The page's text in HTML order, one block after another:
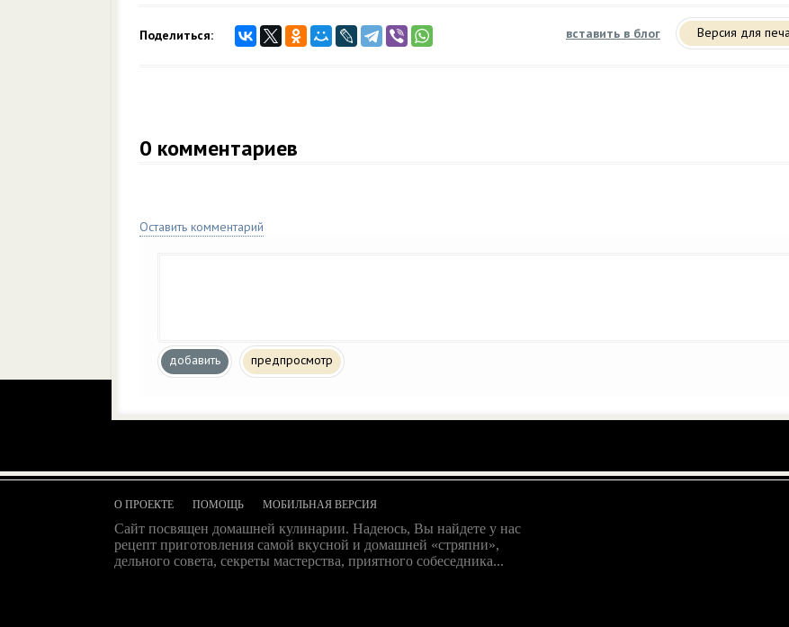
Поделиться: вставить в блог Версия для
0 комментариев
Оставить комментарий
добавить предпросмотр
О ПРОЕКТЕ ПОМОЩЬ МОБИЛЬНАЯ ВЕРСИЯ
Сайт посвящен домашней кулинарии. Надеюсь, Вы найдете у нас
рецепт приготовления самой вкусной и домашней «стряпни»,
дельного совета, секреты мастерства, приятного собеседника...